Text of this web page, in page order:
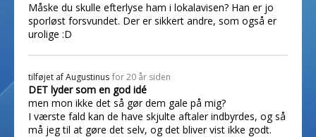
Måske du skulle efterlyse ham i lokalavisen? Han er jo
sporløst forsvundet. Der er sikkert andre, som også er
urolige :D
tilføjet afAugustinus for 20 år siden
DET lyder som en god idé
men mon ikke det så gør dem gale på mig?
I værste fald kan de have skjulte aftaler indbyrdes, og så
må jeg til at gøre det selv, og det bliver vist ikke godt.